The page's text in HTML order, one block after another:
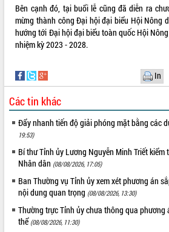
Định vị cà phê Việt Nam như một “di
sản sống” trong dòng chảy toàn cầu
Xây dựng nông thôn mới: Nâng cao đời
sống người dân từ những mô hình thiết
Quyết liệt tháo gỡ vướng mắc, đẩy
nhanh tiến độ các dự án trọng điểm
trong Khu kinh tế Nam Phú Yên
Hòn Yến phát triển du lịch gắn với bảo
tồn biển
Lấy ý kiến điều chỉnh Quy hoạch tỉnh
Đắk Lắk thời kỳ 2021-2030, tầm nhìn
đến năm 2050
Phát động chiến dịch 30 ngày đêm
giải phóng mặt bằng Tuyến đường bộ
Đắk Lắk nỗ lực thúc đẩy tăng trưởng
Bên cạnh đó, tại buổi lễ cũng đã diễn ra
mừng thành công Đại hội đại biểu Hội Nông
hướng tới Đại hội đại biểu toàn quốc Hội
nhiệm kỳ 2023 - 2028.
In
Các tin khác
Đẩy nhanh tiến độ giải phóng mặt bằng các
19:53)
Bí thư Tỉnh ủy Lương Nguyễn Minh Triết kiểm
Nhân dân (08/08/2026, 17:05)
Ban Thường vụ Tỉnh ủy xem xét phương án
nội dung quan trọng (08/08/2026, 13:30)
Thường trực Tỉnh ủy chưa thông qua phương
thể (08/08/2026, 11:30)